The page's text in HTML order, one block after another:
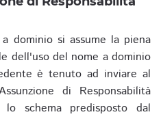
dominio si assume la piena
dell'uso del nome a dominio
è tenuto ad inviare al
di Responsabilità
schema predisposto dal